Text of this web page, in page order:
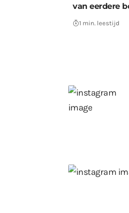
van eerdere
1 min. leestijd